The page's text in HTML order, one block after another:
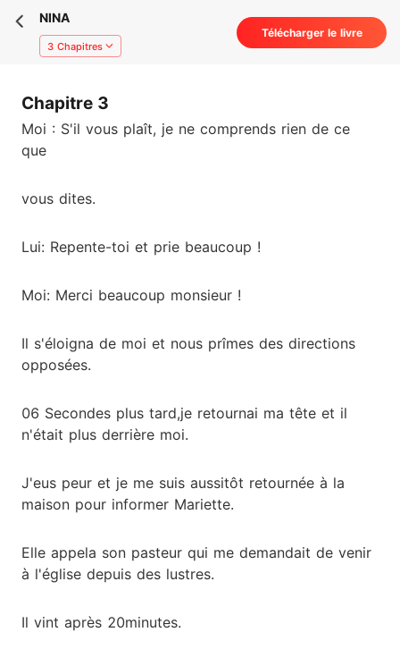
NINA
3 Chapitres
Télécharger le livre
Chapitre 3
Moi : S'il vous plaît, je ne comprends rien de ce
que
vous dites.
Lui: Repente-toi et prie beaucoup !
Moi: Merci beaucoup monsieur !
Il s'éloigna de moi et nous prîmes des directions
opposées.
06 Secondes plus tard,je retournai ma tête et il
n'était plus derrière moi.
J'eus peur et je me suis aussitôt retournée à la
maison pour informer Mariette.
Elle appela son pasteur qui me demandait de venir
à l'église depuis des lustres.
Il vint après 20minutes.